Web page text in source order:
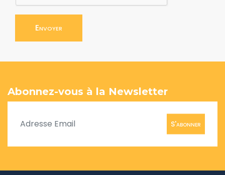
Envoyer
Abonnez-vous à la Newsletter
S'abonner